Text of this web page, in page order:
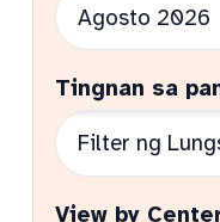
Tingnan sa
View by